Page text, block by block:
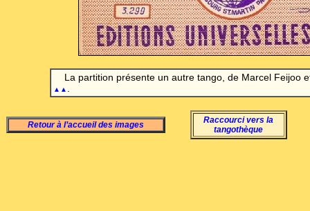
La partition présente un autre tango, de Marcel Feijoo
▲▲
Retour à l’accueil des images
Raccourci vers la
tangothèque